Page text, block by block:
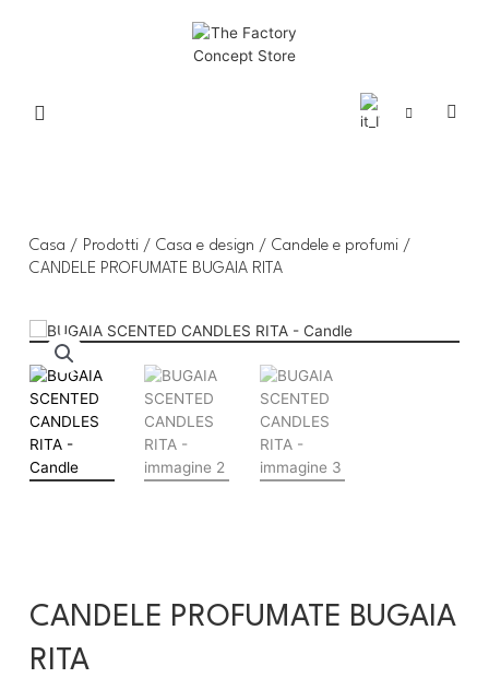
Casa / Prodotti / Casa e design / Candele e profumi /
CANDELE PROFUMATE BUGAIA RITA
CANDELE PROFUMATE BUGAIA
RITA